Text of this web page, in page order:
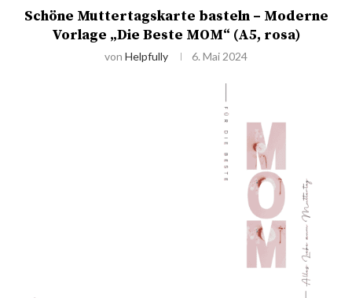
Schöne Muttertagskarte basteln – Moderne
Vorlage „Die Beste MOM“ (A5, rosa)
von Helpfully 6. Mai 2024